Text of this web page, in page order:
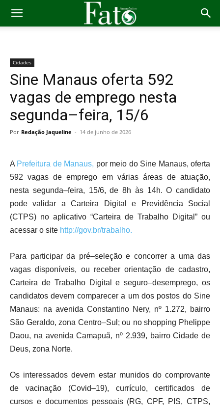
Cidades
Sine Manaus oferta 592
vagas de emprego nesta
segunda–feira, 15/6
Por Redação Jaqueline - 14 de junho de 2026
A Prefeitura de Manaus, por meio do Sine Manaus, oferta
592 vagas de emprego em várias áreas de atuação,
nesta segunda–feira, 15/6, de 8h às 14h. O candidato
pode validar a Carteira Digital e Previdência Social
(CTPS) no aplicativo “Carteira de Trabalho Digital” ou
acessar o site http://gov.br/trabalho.
Para participar da pré–seleção e concorrer a uma das
vagas disponíveis, ou receber orientação de cadastro,
Carteira de Trabalho Digital e seguro–desemprego, os
candidatos devem comparecer a um dos postos do Sine
Manaus: na avenida Constantino Nery, nº 1.272, bairro
São Geraldo, zona Centro–Sul; ou no shopping Phelippe
Daou, na avenida Camapuã, nº 2.939, bairro Cidade de
Deus, zona Norte.
Os interessados devem estar munidos do comprovante
de vacinação (Covid–19), currículo, certificados de
cursos e documentos pessoais (RG, CPF, PIS, CTPS,